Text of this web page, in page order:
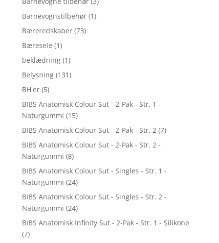
Barnevognstilbehør (1)
Bæreredskaber (73)
Bæresele (1)
beklædning (1)
Belysning (131)
BH'er (5)
BIBS Anatomisk Colour Sut - 2-Pak - Str. 1 -
Naturgummi (15)
BIBS Anatomisk Colour Sut - 2-Pak - Str. 2 (7)
BIBS Anatomisk Colour Sut - 2-Pak - Str. 2 -
Naturgummi (8)
BIBS Anatomisk Colour Sut - Singles - Str. 1 -
Naturgummi (24)
BIBS Anatomisk Colour Sut - Singles - Str. 2 -
Naturgummi (24)
BIBS Anatomisk Infinity Sut - 2-Pak - Str. 1 - Silikone
(7)